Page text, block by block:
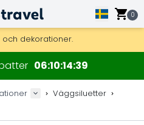
0
2 875 kr.
tillgängligt.
för träkartor och dekorationer.
dekorationer.
06 10 14 39
Väggsiluetter